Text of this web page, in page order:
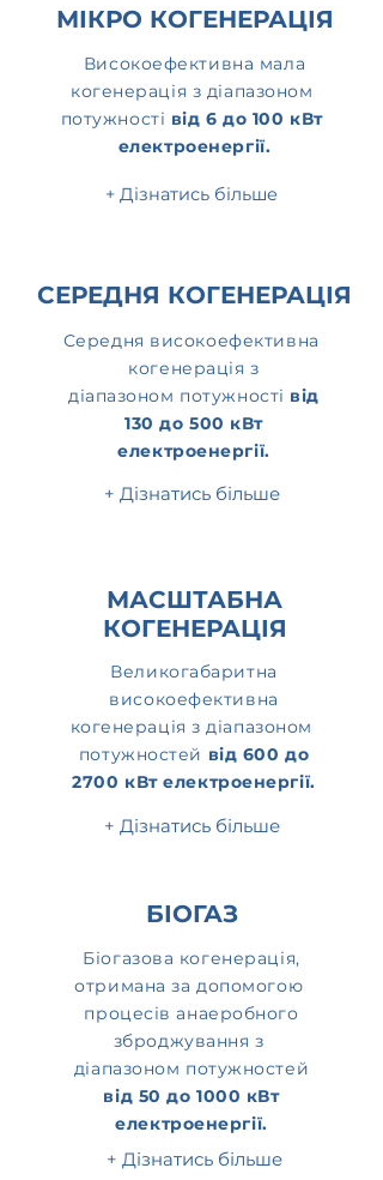
МІКРО КОГЕНЕРАЦІЯ
Високоефективна мала
когенерація з діапазоном
потужності від 6 до 100 кВт
електроенергії.
+ Дізнатись більше
СЕРЕДНЯ КОГЕНЕРАЦІЯ
Середня високоефективна
когенерація з
діапазоном потужності від
130 до 500 кВт
електроенергії.
+ Дізнатись більше
МАСШТАБНА
КОГЕНЕРАЦІЯ
Великогабаритна
високоефективна
когенерація з діапазоном
потужностей від 600 до
2700 кВт електроенергії.
+ Дізнатись більше
БІОГАЗ
Біогазова когенерація,
отримана за допомогою
процесів анаеробного
зброджування з
діапазоном потужностей
від 50 до 1000 кВт
електроенергії.
+ Дізнатись більше